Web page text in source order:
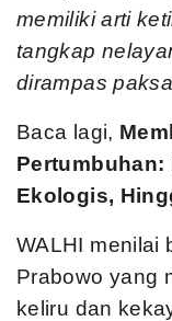
memiliki arti
tangkap
dirampas
Baca lagi,
Pertumbuhan:
Ekologis,
WALHI menilai
Prabowo yang
keliru dan